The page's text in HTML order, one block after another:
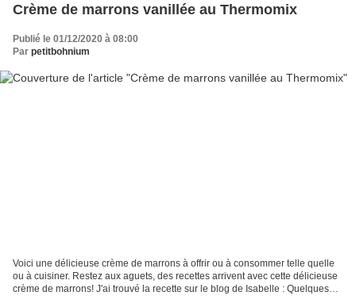
Crème de marrons vanillée au Thermomix
Publié le 01/12/2020 à 08:00
Par petitbohnium
Voici une délicieuse crème de marrons à offrir ou à consommer telle quelle
ou à cuisiner. Restez aux aguets, des recettes arrivent avec cette délicieuse
crème de marrons! J'ai trouvé la recette sur le blog de Isabelle : Quelques